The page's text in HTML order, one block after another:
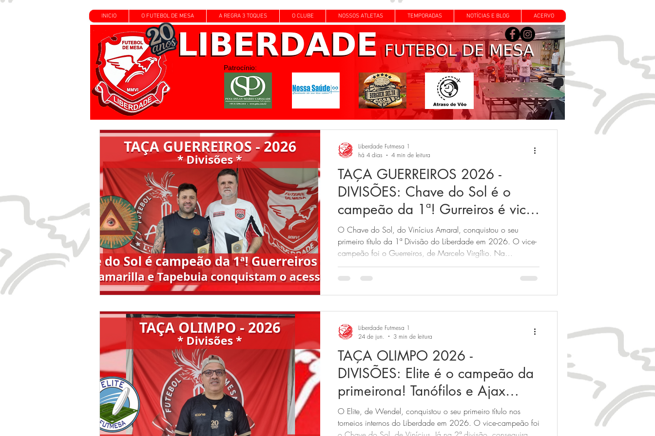
INICIO O FUTEBOL DE MESA A REGRA 3 TOQUES O CLUBE NOSSOS ATLETAS TEMPORADAS NOTÍCIAS E BLOG ACERVO
Patrocínio:
TAÇA GUERREIROS 2026 -
DIVISÕES: Chave do Sol é o
campeão da 1ª! Gurreiros é vice!
Camarilla e Tapebuia conquistam
o acesso!
O Chave do Sol, do Vinícius Amaral, conquistou o seu
primeiro título da 1ª Divisão do Liberdade em 2026. O vice-
campeão foi o Guerreiros, de Marcelo Virgílio. Na
segundona, Camarilla e Tapebuia foram os dois primeiros
colocados e disputarão a primeirona na próxima edição.
Liberdade Futmesa 1
há 4 dias
4 min de leitura
TAÇA OLIMPO 2026 -
DIVISÕES: Elite é o campeão da
primeirona! Tanófilos e Ajax
conquistam o acesso!
O Elite, de Wendel, conquistou o seu primeiro título nos
torneios internos do Liberdade em 2026. O vice-campeão foi
Liberdade Futmesa 1
24 de jun.
3 min de leitura